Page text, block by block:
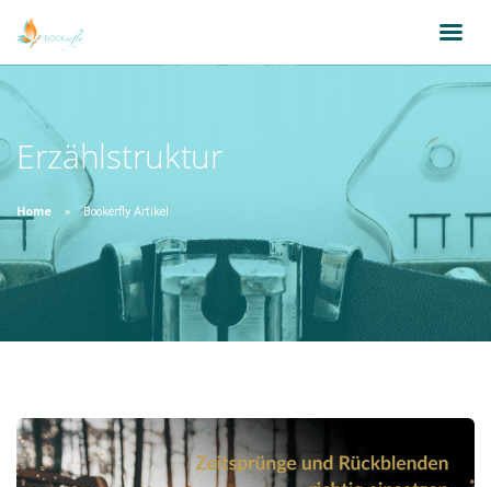
Erzählstruktur
Home Bookerfly Artikel